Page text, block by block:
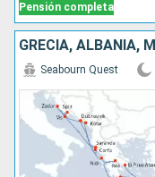
Pensión completa
Seabourn Quest